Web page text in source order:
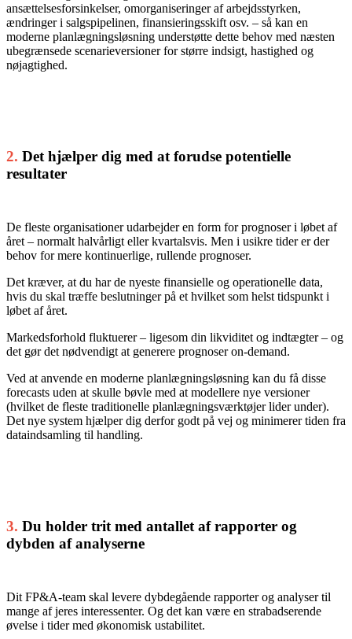
ansættelsesforsinkelser, omorganiseringer af arbejdsstyrken,
ændringer i salgspipelinen, finansieringsskift osv. – så kan en
moderne planlægningsløsning understøtte dette behov med næsten
ubegrænsede scenarieversioner for større indsigt, hastighed og
nøjagtighed.
2. Det hjælper dig med at forudse potentielle
resultater
De fleste organisationer udarbejder en form for prognoser i løbet af
året – normalt halvårligt eller kvartalsvis. Men i usikre tider er der
behov for mere kontinuerlige, rullende prognoser.
Det kræver, at du har de nyeste finansielle og operationelle data,
hvis du skal træffe beslutninger på et hvilket som helst tidspunkt i
løbet af året.
Markedsforhold fluktuerer – ligesom din likviditet og indtægter – og
det gør det nødvendigt at generere prognoser on-demand.
Ved at anvende en moderne planlægningsløsning kan du få disse
forecasts uden at skulle bøvle med at modellere nye versioner
(hvilket de fleste traditionelle planlægningsværktøjer lider under).
Det nye system hjælper dig derfor godt på vej og minimerer tiden fra
dataindsamling til handling.
3. Du holder trit med antallet af rapporter og
dybden af analyserne
Dit FP&A-team skal levere dybdegående rapporter og analyser til
mange af jeres interessenter. Og det kan være en strabadserende
øvelse i tider med økonomisk ustabilitet.